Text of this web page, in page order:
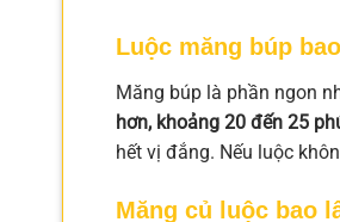
Luộc măng búp
Măng búp là phần ngon
hơn, khoảng 20 đến 25
hết vị đắng. Nếu luộc
Măng củ luộc bao